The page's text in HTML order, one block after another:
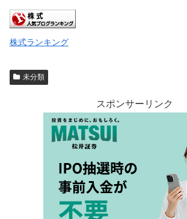
株式ランキング
未分類
スポンサーリンク